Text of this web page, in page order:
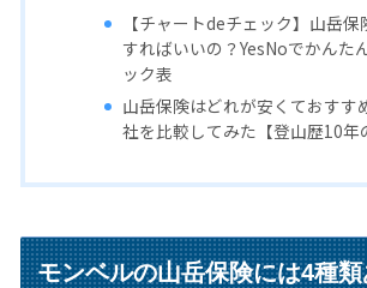
【チャートdeチェック】山岳
すればいいの？YesNoでかんた
ック表
山岳保険はどれが安くておすす
社を比較してみた【登山歴10年
モンベルの山岳保険には4種